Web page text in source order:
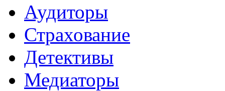
Аудиторы
Страхование
Детективы
Медиаторы